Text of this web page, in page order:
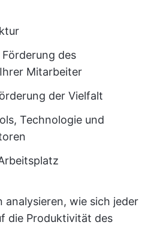
des
Mitarbeiter
der Vielfalt
Technologie und
analysieren, wie sich jeder
die Produktivität des